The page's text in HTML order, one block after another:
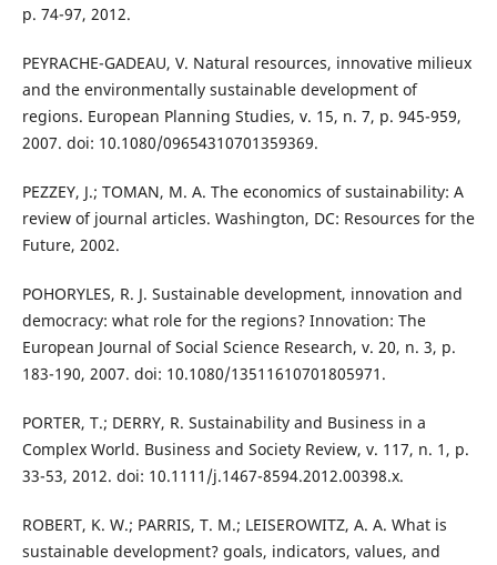
p. 74-97, 2012.
PEYRACHE-GADEAU, V. Natural resources, innovative milieux
and the environmentally sustainable development of
regions. European Planning Studies, v. 15, n. 7, p. 945-959,
2007. doi: 10.1080/09654310701359369.
PEZZEY, J.; TOMAN, M. A. The economics of sustainability: A
review of journal articles. Washington, DC: Resources for the
Future, 2002.
POHORYLES, R. J. Sustainable development, innovation and
democracy: what role for the regions? Innovation: The
European Journal of Social Science Research, v. 20, n. 3, p.
183-190, 2007. doi: 10.1080/13511610701805971.
PORTER, T.; DERRY, R. Sustainability and Business in a
Complex World. Business and Society Review, v. 117, n. 1, p.
33-53, 2012. doi: 10.1111/j.1467-8594.2012.00398.x.
ROBERT, K. W.; PARRIS, T. M.; LEISEROWITZ, A. A. What is
sustainable development? goals, indicators, values, and